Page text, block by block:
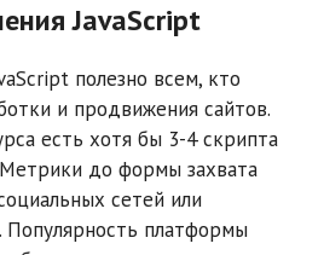
JavaScript
полезно всем, кто
и продвижения сайтов.
есть хотя бы 3-4 скрипта
до формы захвата
сетей или
Популярность платформы